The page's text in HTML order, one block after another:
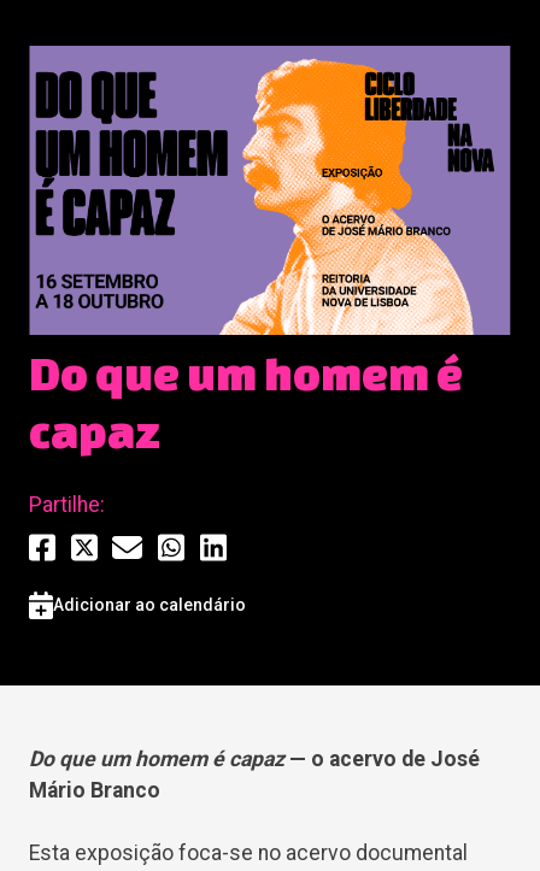
Do que um homem é
capaz
Partilhe:
Adicionar ao calendário
Do que um homem é capaz — o acervo de José
Mário Branco
Esta exposição foca-se no acervo documental